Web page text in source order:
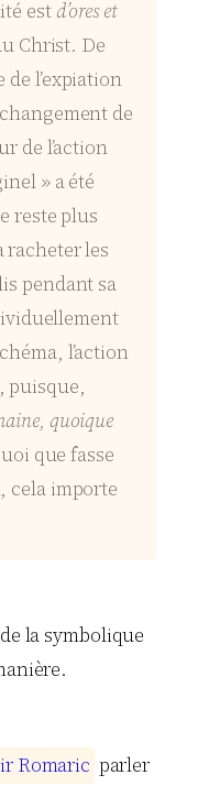
est d’ores et
Christ. De
l’expiation
de
de l’action
» a été
reste plus
racheter les
pendant sa
l’action
puisque,
quoique
que fasse
cela importe
la symbolique
ir Romaric parler